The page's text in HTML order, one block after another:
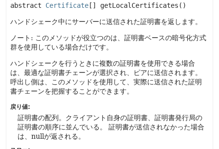
abstract
Certificate [] getLocalCertificates ()
ハンドシェーク中にサーバーに送信された証明書を返します。
ノート: このメソッドが役立つのは、証明書ベースの暗号化方式
群を使用している場合だけです。
ハンドシェークを行うときに複数の証明書を使用できる場合
は、最適な証明書チェーンが選択され、ピアに送信されます。
呼出し側は、このメソッドを使用して、実際に送信された証明
書チェーンを把握することができます。
戻り値:
証明書の配列。クライアント自身の証明書、証明書発行局の
証明書の順序に並んでいる。
証明書が送信されなかった場合
は、nullが返される。